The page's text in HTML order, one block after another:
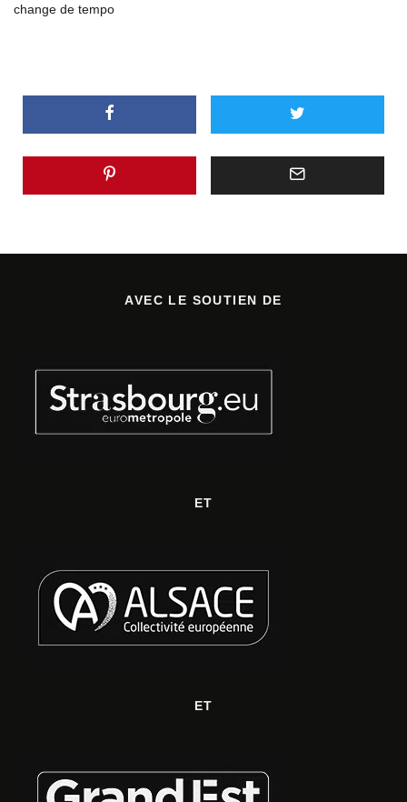
change de tempo
AVEC LE SOUTIEN DE
ET
ET